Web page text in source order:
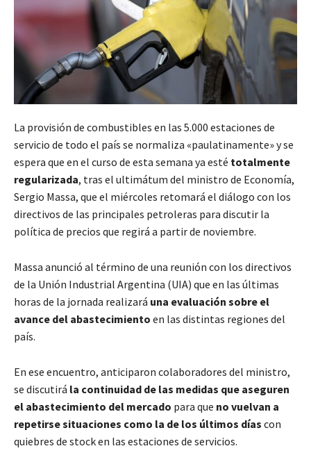
La provisión de combustibles en las 5.000 estaciones de
servicio de todo el país se normaliza «paulatinamente» y se
espera que en el curso de esta semana ya esté totalmente
regularizada, tras el ultimátum del ministro de Economía,
Sergio Massa, que el miércoles retomará el diálogo con los
directivos de las principales petroleras para discutir la
política de precios que regirá a partir de noviembre.
Massa anunció al término de una reunión con los directivos
de la Unión Industrial Argentina (UIA) que en las últimas
horas de la jornada realizará una evaluación sobre el
avance del abastecimiento en las distintas regiones del
país.
En ese encuentro, anticiparon colaboradores del ministro,
se discutirá la continuidad de las medidas que aseguren
el abastecimiento del mercado para que no vuelvan a
repetirse situaciones como la de los últimos días con
quiebres de stock en las estaciones de servicios.